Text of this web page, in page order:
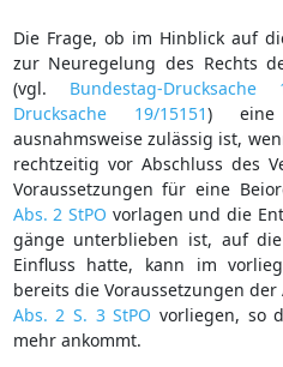
Die Frage, ob im Hinblick auf
zur Neuregelung des Rechts
(vgl. Bundestag-Drucksache
Drucksache 19/15151) eine
ausnahmsweise zulässig ist,
rechtzeitig vor Abschluss des
Voraussetzungen für eine
Abs. 2 StPO vorlagen und die
gänge unterblieben ist, auf
Einfluss hatte, kann im
bereits die Voraussetzungen
Abs. 2 S. 3 StPO vorliegen, so
mehr ankommt.